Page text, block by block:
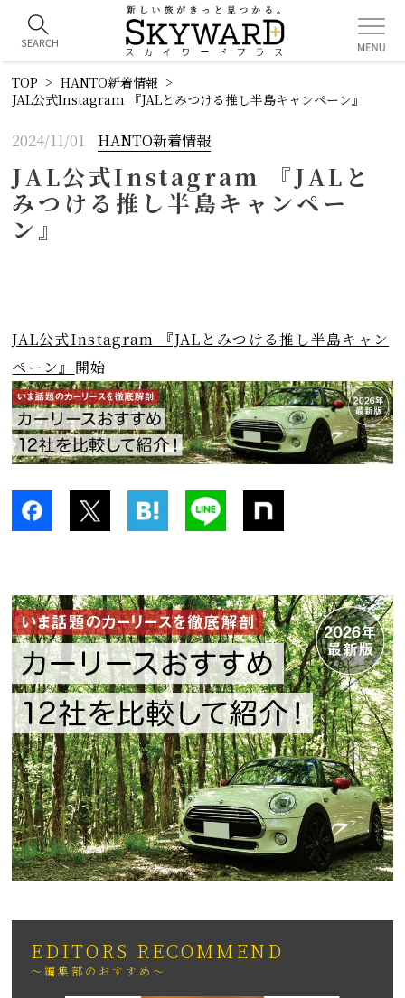
TOP
HANTO新着情報
JAL公式Instagram 『JALとみつける推し半島キャンペーン』
2024/11/01 HANTO新着情報
JAL公式Instagram 『JALと
みつける推し半島キャンペー
ン』
JAL公式Instagram 『JALとみつける推し半島キャン
ペーン』 開始
EDITORS RECOMMEND
～編集部のおすすめ～